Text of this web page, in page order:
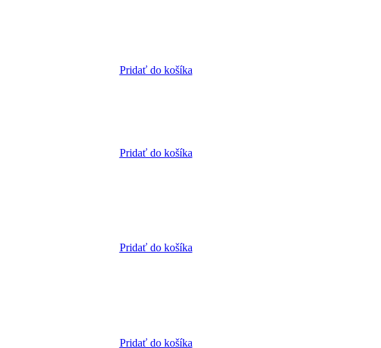
Pridať do košíka
Pridať do košíka
Pridať do košíka
Pridať do košíka